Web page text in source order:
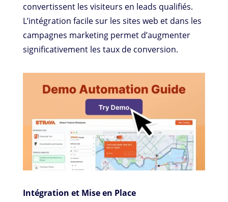
convertissent les visiteurs en leads qualifiés.
L’intégration facile sur les sites web et dans les
campagnes marketing permet d’augmenter
significativement les taux de conversion.
Intégration et Mise en Place